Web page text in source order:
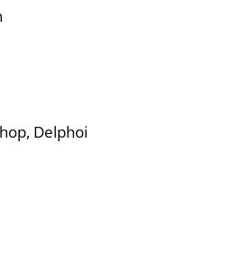
Delphoi